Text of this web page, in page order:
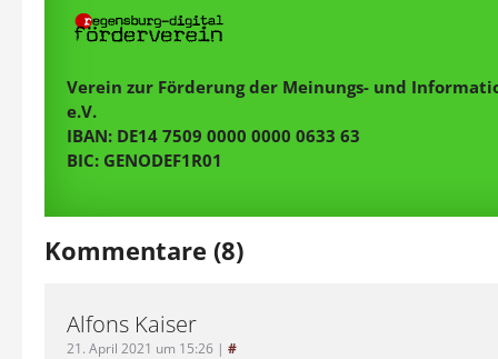
Verein zur Förderung der Meinungs- und
e.V.
IBAN: DE14 7509 0000 0000 0633 63
BIC: GENODEF1R01
Kommentare (8)
Alfons Kaiser
21. April 2021 um 15:26 | #